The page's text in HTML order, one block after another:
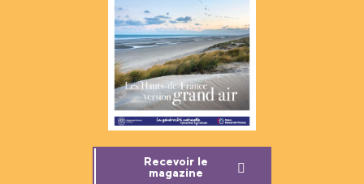
Recevoir le
magazine